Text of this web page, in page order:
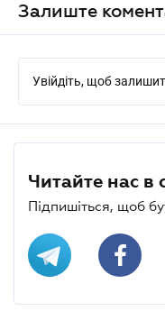
Залиште
Увійдіть, щоб
Читайте нас в
Підпишіться, щоб